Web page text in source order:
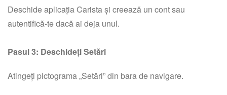
Deschide aplicația Carista și creează un cont sau
autentifică-te dacă ai deja unul.
Pasul 3: Deschideți Setări
Atingeți pictograma „Setări” din bara de navigare.